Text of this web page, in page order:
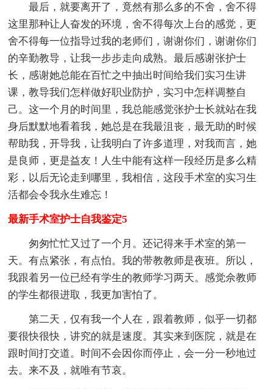
最后，就要离开了，竟然有那么多的不舍，舍不得
这里那种让人奋发的环境，舍不得每次上台的感觉，更
舍不得每一位指导过我的老师们，谢谢你们，谢谢你们
的辛勤教导，让我一步步走向成熟。最后感谢张护士
长，感谢她总能在百忙之中抽出时间给我们实习生讲
课，教导我们怎样做好职业防护，实习中怎样调整自
己。这一个月的时间里，我总能感觉张护士长就站在我
身后默默地看着我，她总是在我最沮丧，最无助的时候
帮助我，开导我，让我明白了许多道理，对我而言，她
是良师，更是益友！人生中能有这样一段经历是多么精
彩，以后无论走到哪里，我相信，这段手术室的实习生
活都会令我永生难忘！
最新手术室护士自我鉴定5
匆匆忙忙又过了一个月。还记得来手术室的第一
天。有点紧张，有点怕。我的带教教师是夜班。所以，
我跟着另一位已经有学生的教师学习两天。感觉佘教师
的学生都很进取，我更加害怕了。
第二天，仅有我一个人在，跟着教师，似乎一切都
要很快很快，讲究的就是速度。其实来到医院，就是在
跟时间打交道。时间不会因你而停止，会一分一秒地过
去。来不及，就唯有节哀。